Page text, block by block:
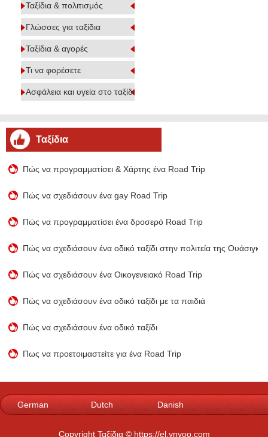
Ταξίδια & πολιτισμός
Γλώσσες για ταξίδια
Ταξίδια & αγορές
Τι να φορέσετε
Ασφάλεια και υγεία στο ταξίδι
Ταξίδια
Πώς να προγραμματίσει & Χάρτης ένα Road Trip
Πώς να σχεδιάσουν ένα gay Road Trip
Πώς να προγραμματίσει ένα δροσερό Road Trip
Πώς να σχεδιάσουν ένα οδικό ταξίδι στην πολιτεία της
Πώς να σχεδιάσουν ένα Οικογενειακό Road Trip
Πώς να σχεδιάσουν ένα οδικό ταξίδι με τα παιδιά
Πώς να σχεδιάσουν ένα οδικό ταξίδι
Πως να προετοιμαστείτε για ένα Road Trip
German Dutch Danish
Copyright Ταξίδια © https://el.ynyoo.com